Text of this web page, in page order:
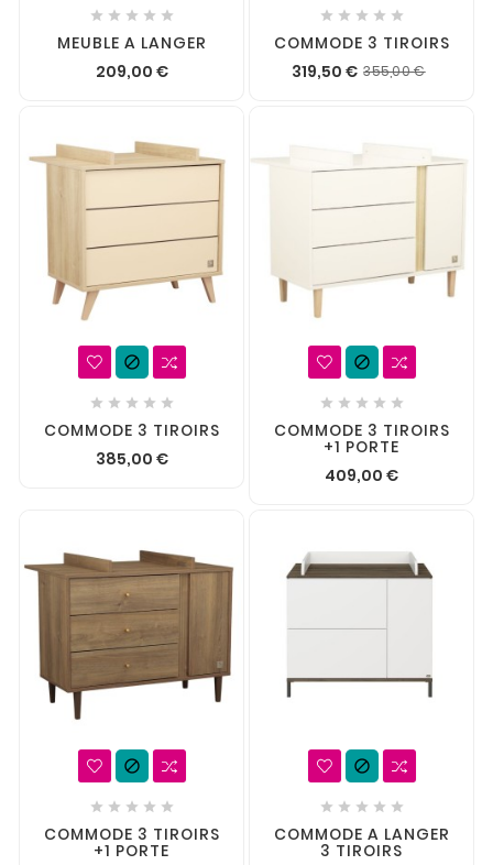
    
MEUBLE A LANGER
209,00 €
    
COMMODE 3 TIROIRS
319,50 € 355,00 €

    
COMMODE 3 TIROIRS
385,00 €

    
COMMODE 3 TIROIRS
+1 PORTE
409,00 €

    
COMMODE 3 TIROIRS
+1 PORTE

    
COMMODE A LANGER
3 TIROIRS